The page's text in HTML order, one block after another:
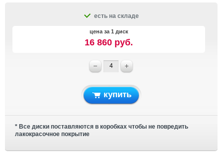
есть на складе
цена за 1 диск
16 860 руб.
купить
* Все диски поставляются в коробках чтобы не повредить
лакокрасочное покрытие